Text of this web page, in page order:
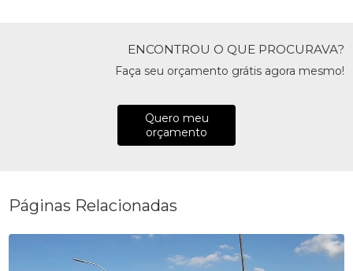
ENCONTROU O QUE PROCURAVA?
Faça seu orçamento grátis agora mesmo!
Quero meu
orçamento
Páginas Relacionadas